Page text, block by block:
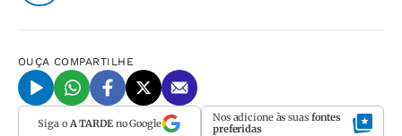
OUÇA COMPARTILHE
Siga o A TARDEno Google Nos adicione às suas fontes
preferidas